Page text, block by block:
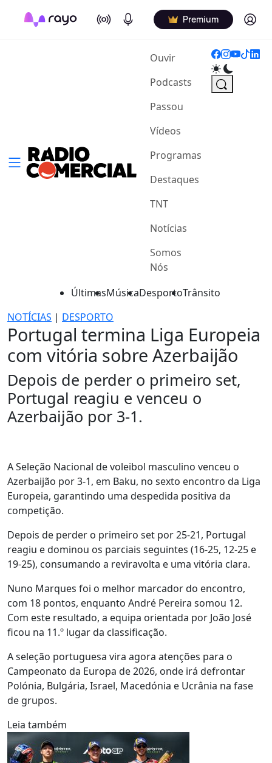
On Air Podcasts Premium Log in
Ouvir(current)
Podcasts
Passou
Vídeos
Programas
Destaques
TNT
Notícias
Somos
Nós
ÚltimasMúsicaDesportoTrânsito
NOTÍCIAS | DESPORTO
Portugal termina Liga Europeia
com vitória sobre Azerbaijão
Depois de perder o primeiro set,
Portugal reagiu e venceu o
Azerbaijão por 3-1.
A Seleção Nacional de voleibol masculino venceu o
Azerbaijão por 3-1, em Baku, no sexto encontro da Liga
Europeia, garantindo uma despedida positiva da
competição.
Depois de perder o primeiro set por 25-21, Portugal
reagiu e dominou os parciais seguintes (16-25, 12-25 e
19-25), consumando a reviravolta e uma vitória clara.
Nuno Marques foi o melhor marcador do encontro,
com 18 pontos, enquanto André Pereira somou 12.
Com este resultado, a equipa orientada por João José
ficou na 11.º lugar da classificação.
A seleção portuguesa vira agora atenções para o
Campeonato da Europa de 2026, onde irá defrontar
Polónia, Bulgária, Israel, Macedónia e Ucrânia na fase
de grupos.
Leia também